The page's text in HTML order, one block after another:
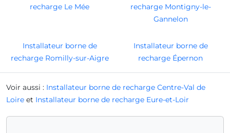
recharge Le Mée
recharge Montigny-le-
Gannelon
Installateur borne de
recharge Romilly-sur-Aigre
Installateur borne de
recharge Épernon
Voir aussi : Installateur borne de recharge Centre-Val de
Loire et Installateur borne de recharge Eure-et-Loir